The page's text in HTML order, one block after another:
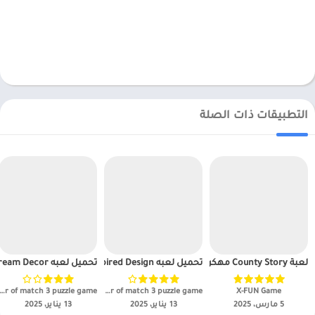
التطبيقات ذات الصلة
لعبة County Story مهكرة
X-FUN Game‏
5 مارس، 2025
تحميل لعبه Inspired Design مهكرة للاندرويد APK 2025
LETS FUN - publisher of match 3 puzzle game‏
13 يناير، 2025
تحميل لعبه Dream Decor مهكرة للاندرويد APK 2025
LETS FUN - publisher of match 3 puzzle game‏
13 يناير، 2025